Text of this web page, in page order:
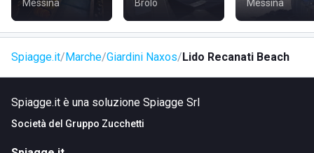
Messina Brolo Messina
Spiagge.it Marche Giardini Naxos Lido Recanati Beach
Spiagge.it è una soluzione Spiagge Srl
Società del Gruppo Zucchetti